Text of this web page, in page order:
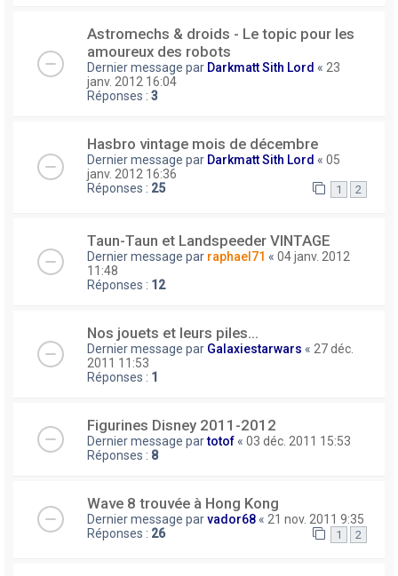
Astromechs & droids - Le topic pour les
amoureux des robots
Dernier message par Darkmatt Sith Lord « 23
janv. 2012 16:04
Réponses : 3
Hasbro vintage mois de décembre
Dernier message par Darkmatt Sith Lord « 05
janv. 2012 16:36
Réponses : 25 1 2
Taun-Taun et Landspeeder VINTAGE
Dernier message par raphael71 « 04 janv. 2012
11:48
Réponses : 12
Nos jouets et leurs piles...
Dernier message par Galaxiestarwars « 27 déc.
2011 11:53
Réponses : 1
Figurines Disney 2011-2012
Dernier message partotof « 03 déc. 2011 15:53
Réponses : 8
Wave 8 trouvée à Hong Kong
Dernier message parvador68 « 21 nov. 2011 9:35
Réponses : 26 1 2